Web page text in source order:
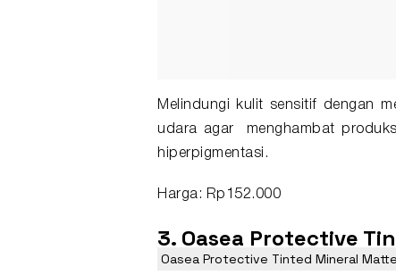
Melindungi kulit sensitif dengan
udara agar menghambat
hiperpigmentasi.
Harga: Rp152.000
3. Oasea Protective
Oasea Protective Tinted Mineral